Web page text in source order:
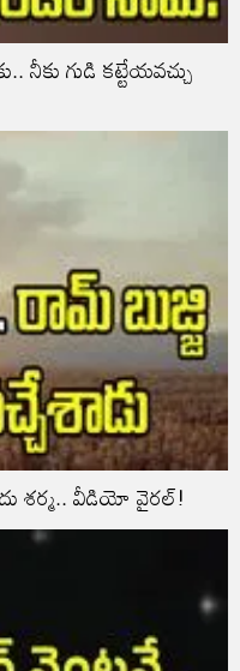
నీకు గుడి కట్టేయవచ్చు
శర్మ.. వీడియో వైరల్!